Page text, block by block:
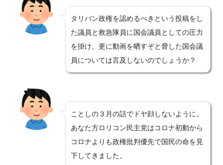
タリバン政権を認めるべきという投稿をし
た議員と救急隊員に国会議員としての圧力
を掛け、更に動画を晒すぞと脅した国会議
員については言及しないのでしょうか？
ことしの３月の話でドヤ顔しないように。
あなた方ロリコン民主党はコロナ初動から
コロナよりも政権批判優先で国民の命を見
下してきました。